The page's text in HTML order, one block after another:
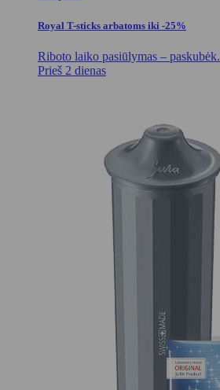
Royal T-sticks arbatoms iki -25%
Riboto laiko pasiūlymas – paskubėk.
Prieš 2 dienas